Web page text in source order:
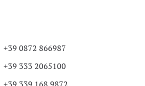
+39 0872 866987
+39 333 2065100